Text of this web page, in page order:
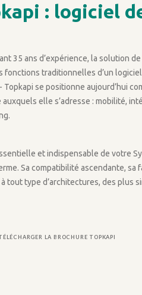
: logiciel
35 ans d’expérience, la solution
fonctions traditionnelles d’un logiciel
Topkapi se positionne aujourd’hui
auxquels elle s’adresse : mobilité,
et indispensable de votre
Sa compatibilité ascendante,
à tout type d’architectures, des plus
LA BROCHURE TOPKAPI